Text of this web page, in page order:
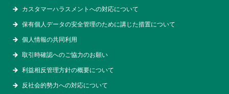
カスタマーハラスメントへの対応について
保有個人データの安全管理のために講じた措置について
個人情報の共同利用
取引時確認へのご協力のお願い
利益相反管理方針の概要について
反社会的勢力への対応について